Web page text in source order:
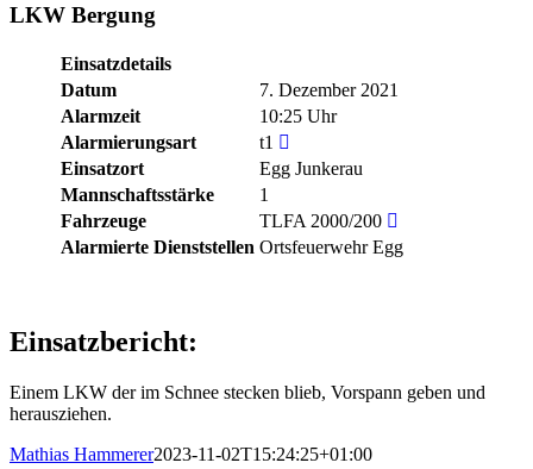
LKW Bergung
Einsatzdetails
Datum
7. Dezember 2021
Alarmzeit
10:25 Uhr
Alarmierungsart
t1
Einsatzort
Egg Junkerau
Mannschaftsstärke
1
Fahrzeuge
TLFA 2000/200
Alarmierte Dienststellen Ortsfeuerwehr Egg
Einsatzbericht:
Einem LKW der im Schnee stecken blieb, Vorspann geben und
herausziehen.
Mathias Hammerer2023-11-02T15:24:25+01:00